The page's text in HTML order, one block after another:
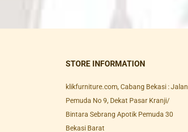
STORE INFORMATION
klikfurniture.com, Cabang Bekasi : Jalan
Pemuda No 9, Dekat Pasar Kranji/
Bintara Sebrang Apotik Pemuda 30
Bekasi Barat